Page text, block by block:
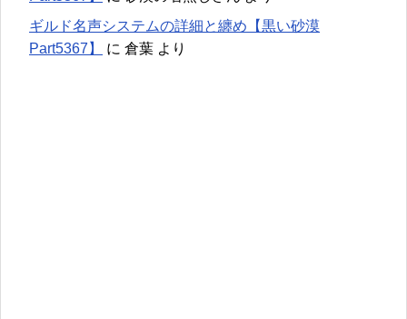
ギルド名声システムの詳細と纏め【黒い砂漠
Part5367】
に 倉葉 より